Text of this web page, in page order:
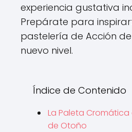
experiencia gustativa
Prepárate para
pastelería de Acción
nuevo nivel.
Índice de Contenido
La Paleta
de Otoño